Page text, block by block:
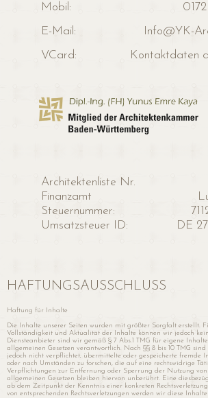
Mobil:
E-Mail: Info@YK-
VCard: Kontaktdaten
Architektenliste Nr.
Finanzamt
Steuernummer:
Umsatzsteuer ID:
DE
HAFTUNGSAUSSCHLUSS
Haftung für Inhalte
Die Inhalte unserer Seiten wurden mit größter Sorgfalt erstellt.
Vollständigkeit und Aktualität der Inhalte können wir jedoch
Diensteanbieter sind wir gemäß § 7 Abs.1 TMG für eigene
allgemeinen Gesetzen verantwortlich. Nach §§ 8 bis 10 TMG
jedoch nicht verpflichtet, übermittelte oder gespeicherte fremde
oder nach Umständen zu forschen, die auf eine rechtswidrige
Verpflichtungen zur Entfernung oder Sperrung der Nutzung
allgemeinen Gesetzen bleiben hiervon unberührt. Eine
ab dem Zeitpunkt der Kenntnis einer konkreten
von entsprechenden Rechtsverletzungen werden wir diese